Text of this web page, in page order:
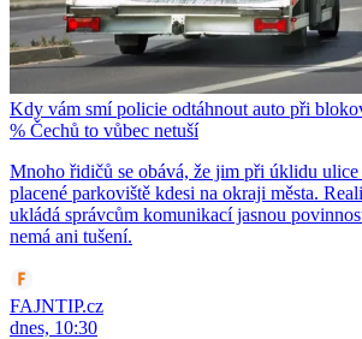
Kdy vám smí policie odtáhnout auto při
% Čechů to vůbec netuší
Mnoho řidičů se obává, že jim při úklidu ulice
placené parkoviště kdesi na okraji města.
ukládá správcům komunikací jasnou
nemá ani tušení.
FAJNTIP.cz
dnes, 10:30